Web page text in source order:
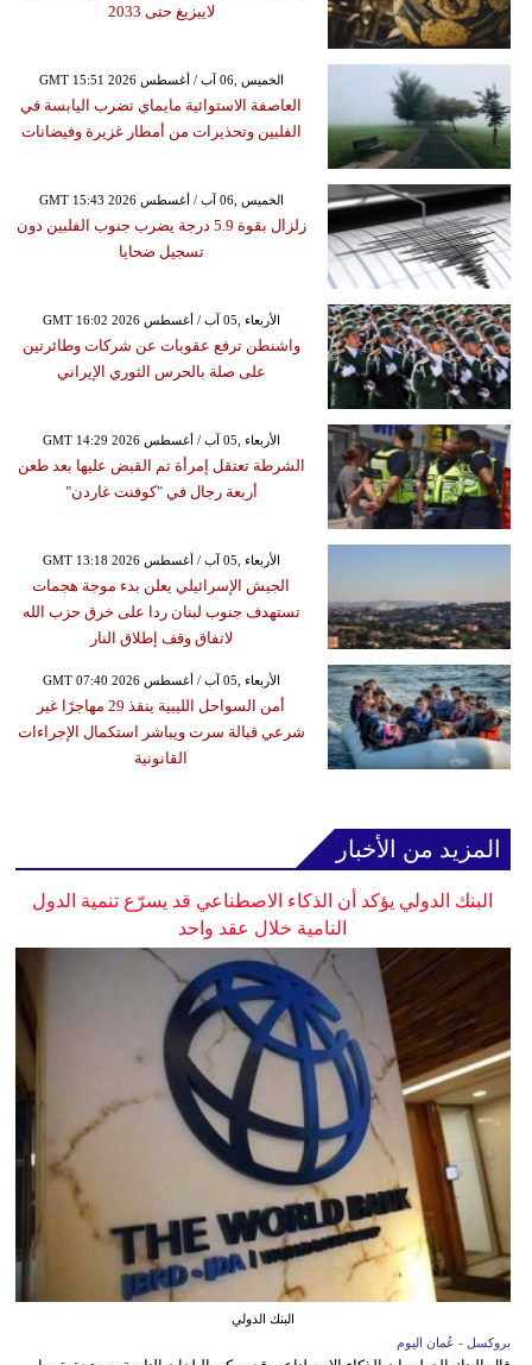
لايبزيغ حتى 2033
GMT 15:51 2026 الخميس ,06 آب / أغسطس
العاصفة الاستوائية مايماي تضرب اليابسة في
الفلبين وتحذيرات من أمطار غزيرة وفيضانات
GMT 15:43 2026 الخميس ,06 آب / أغسطس
زلزال بقوة 5.9 درجة يضرب جنوب الفلبين دون
تسجيل ضحايا
GMT 16:02 2026 الأربعاء ,05 آب / أغسطس
واشنطن ترفع عقوبات عن شركات وطائرتين
على صلة بالحرس الثوري الإيراني
GMT 14:29 2026 الأربعاء ,05 آب / أغسطس
الشرطة تعتقل إمرأة تم القبض عليها بعد طعن
أربعة رجال في "كوفنت غاردن"
GMT 13:18 2026 الأربعاء ,05 آب / أغسطس
الجيش الإسرائيلي يعلن بدء موجة هجمات
تستهدف جنوب لبنان ردا على خرق حزب الله
لاتفاق وقف إطلاق النار
GMT 07:40 2026 الأربعاء ,05 آب / أغسطس
أمن السواحل الليبية ينقذ 29 مهاجرًا غير
شرعي قبالة سرت ويباشر استكمال الإجراءات
القانونية
المزيد من الأخبار
البنك الدولي يؤكد أن الذكاء الاصطناعي قد يسرّع تنمية الدول
النامية خلال عقد واحد
البنك الدولي
بروكسل - عُمان اليوم